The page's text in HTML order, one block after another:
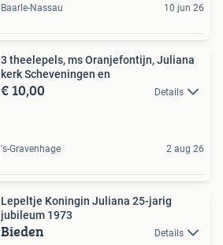
Baarle-Nassau 10 jun 26
3 theelepels, ms Oranjefontijn, Juliana
kerk Scheveningen en
€ 10,00 Details
's-Gravenhage 2 aug 26
Lepeltje Koningin Juliana 25-jarig
jubileum 1973
Bieden Details